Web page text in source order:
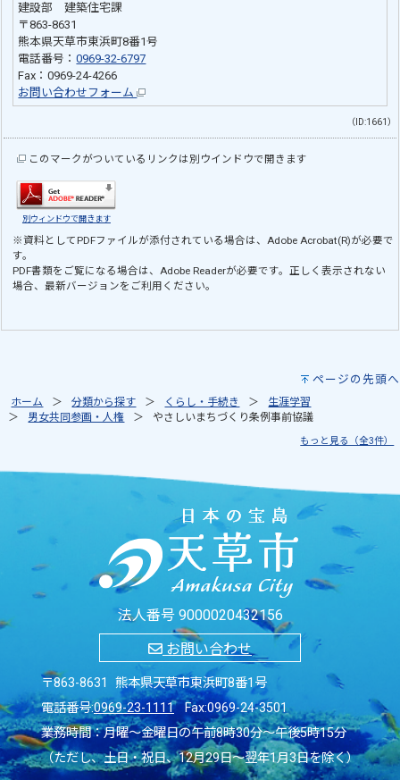
建設部 建築住宅課
〒863-8631
熊本県天草市東浜町8番1号
電話番号：0969-32-6797
Fax：0969-24-4266
お問い合わせフォーム
（ID:1661）
このマークがついているリンクは別ウインドウで開きます
別ウィンドウで開きます
※資料としてPDFファイルが添付されている場合は、Adobe Acrobat(R)が必要で
す。
PDF書類をご覧になる場合は、Adobe Readerが必要です。正しく表示されない
場合、最新バージョンをご利用ください。
ページの先頭へ
ホーム 分類から探す くらし・手続き
生涯学習
男女共同参画・人権
やさしいまちづくり条例事前協議
もっと見る（全3件）
法人番号 9000020432156
お問い合わせ
〒863-8631 熊本県天草市東浜町8番1号
電話番号:0969-23-1111Fax:0969-24-3501
業務時間：月曜～金曜日の午前8時30分～午後5時15分
（ただし、土日・祝日、12月29日～翌年1月3日を除く）